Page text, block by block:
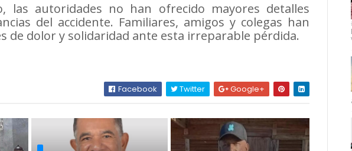
las autoridades no han ofrecido mayores detalles
del accidente. Familiares, amigos y colegas han
de dolor y solidaridad ante esta irreparable pérdida.
Facebook Twitter Google+